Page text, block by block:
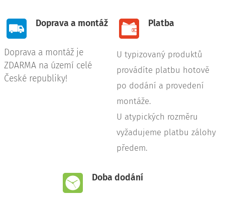
Doprava a montáž
Doprava a montáž je
ZDARMA na území celé
České republiky!
Platba
U typizovaný produktů
provádíte platbu hotově
po dodání a provedení
montáže.
U atypických rozměru
vyžadujeme platbu zálohy
předem.
Doba dodání